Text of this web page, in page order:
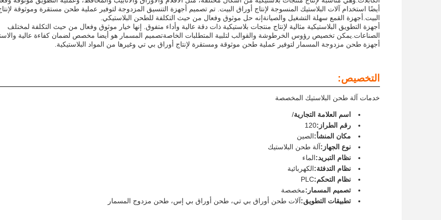
أيضًا استخدام آلات البلاستيك المنسوجة لإنتاج أوراق البيت. تم تصميم أجهزة التنسيق المزدوجة لتوفير عملية طحن مستقرة وموثوقة
البيت.أجهزة القمع سهلة التشغيل والصيانةإنه حل موثوق وفعال من حيث التكلفة للطحن البلاستيكي.
أجهزة التطويق البلاستيكية مثالية لإنتاج منتجات بلاستيكية ذات دقة عالية وأداء متفوق. إنها خيار موثوق وفعال من حيث التكلفة لمختلف
الصناعات.يمكن تخصيص رؤوس الخرطوشة والقوالب لتلبية المتطلبات الخاصةتصميم المسمار هو أيضا مخصص لضمان كفاءة عالية
أجهزة طحن مزدوجة المسمار لتوفير عملية طحن موثوقة ومستقرة لإنتاج أوراق بي تي وغيرها من المواد البلاستيكية.
التخصيص:
خدمات آلة طحن البلاستيك المخصصة
اسم العلامة التجارية/
رقم الطراز:120
مكان المنشأ:الصين
نوع الجهاز:آلة طحن البلاستيك
نظام التبريد:الماء
نظام التدفئة:الكهربائية
نظام التحكم:PLC
تصميم المسمار:مخصصة
تطبيقات التطويق:آلات طحن أوراق بي تي، طحن أوراق بي إس، طحن مزدوج المسمار